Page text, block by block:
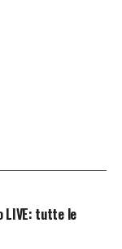
NEWS
LIVE: tutte le